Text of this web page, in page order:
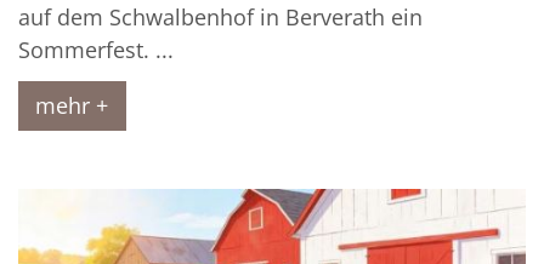
auf dem Schwalbenhof in Berverath ein
Sommerfest. ...
mehr +